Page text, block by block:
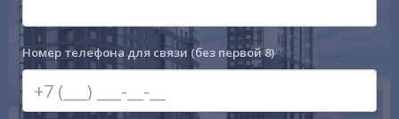
Номер телефона для связи (без первой 8)